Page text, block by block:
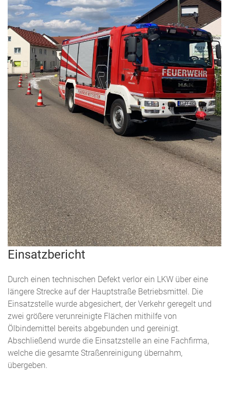
Einsatzbericht
Durch einen technischen Defekt verlor ein LKW über eine
längere Strecke auf der Hauptstraße Betriebsmittel. Die
Einsatzstelle wurde abgesichert, der Verkehr geregelt und
zwei größere verunreinigte Flächen mithilfe von
Ölbindemittel bereits abgebunden und gereinigt.
Abschließend wurde die Einsatzstelle an eine Fachfirma,
welche die gesamte Straßenreinigung übernahm,
übergeben.